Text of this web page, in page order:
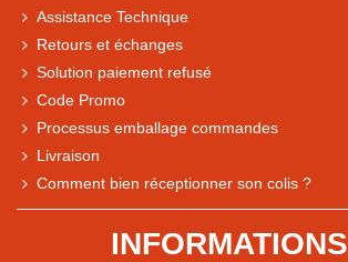
Comparaison des performances du magasin
Assistance Technique
Retours et échanges
Solution paiement refusé
Code Promo
Processus emballage commandes
Livraison
Comment bien réceptionner son colis ?
INFORMATIONS